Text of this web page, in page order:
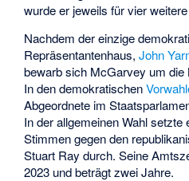
wurde er jeweils für vier
Nachdem der einzige
Repräsentantenhaus,John
bewarb sich McGarvey um die
In den demokratischen
Abgeordnete im
In der allgemeinen Wahl
Stimmen gegen den
Stuart Ray durch. Seine
2023 und beträgt zwei Jahre.